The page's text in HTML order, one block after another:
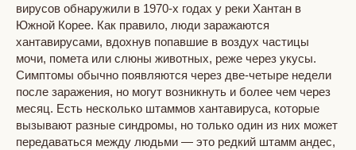
вирусов обнаружили в 1970-х годах у реки Хантан в
Южной Корее. Как правило, люди заражаются
хантавирусами, вдохнув попавшие в воздух частицы
мочи, помета или слюны животных, реже через укусы.
Симптомы обычно появляются через две-четыре недели
после заражения, но могут возникнуть и более чем через
месяц. Есть несколько штаммов хантавируса, которые
вызывают разные синдромы, но только один из них может
передаваться между людьми — это редкий штамм андес,